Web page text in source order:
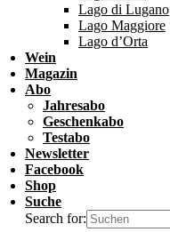
Lago di Lugano
Lago Maggiore
Lago d’Orta
Wein
Magazin
Abo
Jahresabo
Geschenkabo
Testabo
Newsletter
Facebook
Shop
Suche
Search for: